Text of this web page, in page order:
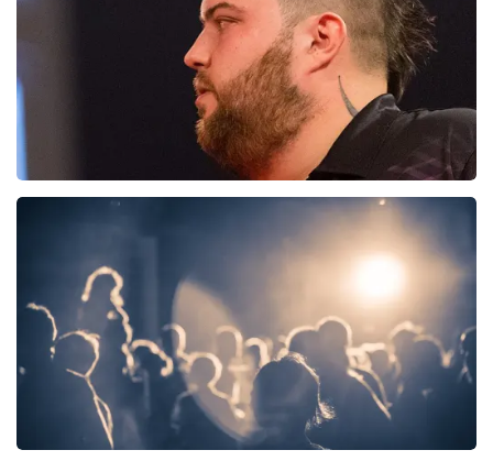
KOOP TICKETS